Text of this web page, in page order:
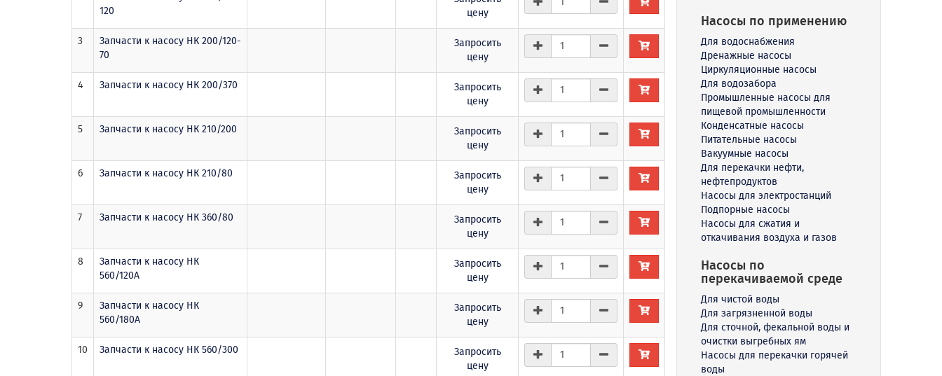
120
цену
3
Запчасти к насосу НК 200/120-
70
Запросить
цену
4 Запчасти к насосу НК 200/370
Запросить
цену
5 Запчасти к насосу НК 210/200
Запросить
цену
6 Запчасти к насосу НК 210/80
Запросить
цену
7 Запчасти к насосу НК 360/80
Запросить
цену
8
Запчасти к насосу НК
560/120А
Запросить
цену
9
Запчасти к насосу НК
560/180А
Запросить
цену
10 Запчасти к насосу НК 560/300
Запросить
цену
Насосы по применению
Для водоснабжения
Дренажные насосы
Циркуляционные насосы
Для водозабора
Промышленные насосы для
пищевой промышленности
Конденсатные насосы
Питательные насосы
Вакуумные насосы
Для перекачки нефти,
нефтепродуктов
Насосы для электростанций
Подпорные насосы
Насосы для сжатия и
откачивания воздуха и газов
Насосы по
перекачиваемой среде
Для чистой воды
Для загрязненной воды
Для сточной, фекальной воды и
очистки выгребных ям
Насосы для перекачки горячей
воды